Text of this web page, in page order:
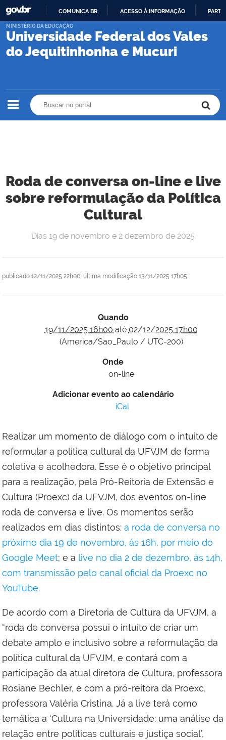
PARA
CONTEÚDO
COMUNICA BR ACESSO À INFORMAÇÃO
Universidade Federal dos Vales
do Jequitinhonha e Mucuri
MINISTÉRIO DA EDUCAÇÃO
Roda de conversa on-line e live
sobre reformulação da Política
Cultural
publicado 12/11/2025 22h00, última modificação 13/11/2025 17h05
Dias 19 de novembro e 2 dezembro de 2025
Quando
19/11/2025 16h00 até 02/12/2025 17h00
(America/Sao_Paulo / UTC-200)
Onde
on-line
Adicionar evento ao calendário
iCal
Realizar um momento de diálogo com o intuito de
reformular a política cultural da UFVJM de forma
coletiva e acolhedora. Esse é o objetivo principal
para a realização, pela Pró-Reitoria de Extensão e
Cultura (Proexc) da UFVJM, dos eventos on-line
roda de conversa e live. Os momentos serão
realizados em dias distintos: a roda de conversa no
próximo dia 19 de novembro, às 16h, por meio do
Google Meet; e a live no dia 2 de dezembro, às 14h,
com transmissão pelo canal oficial da Proexc no
YouTube.
De acordo com a Diretoria de Cultura da UFVJM, a
“roda de conversa possui o intuito de criar um
debate amplo e inclusivo sobre a reformulação da
política cultural da UFVJM, e contará com a
participação da atual diretora de Cultura, professora
Rosiane Bechler, e com a pró-reitora da Proexc,
professora Valéria Cristina. Já a live terá como
temática a ‘Cultura na Universidade: uma análise da
relação entre políticas culturais e justiça social’,